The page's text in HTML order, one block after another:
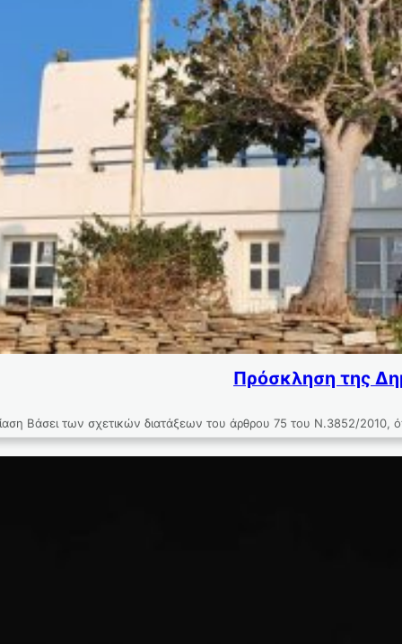
Πρόσκληση της
Βάσει των σχετικών διατάξεων του άρθρου 75 του Ν.3852/